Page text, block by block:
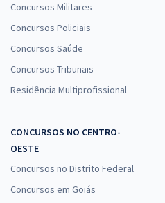
Concursos Militares
Concursos Policiais
Concursos Saúde
Concursos Tribunais
Residência Multiprofissional
CONCURSOS NO CENTRO-
OESTE
Concursos no Distrito Federal
Concursos em Goiás